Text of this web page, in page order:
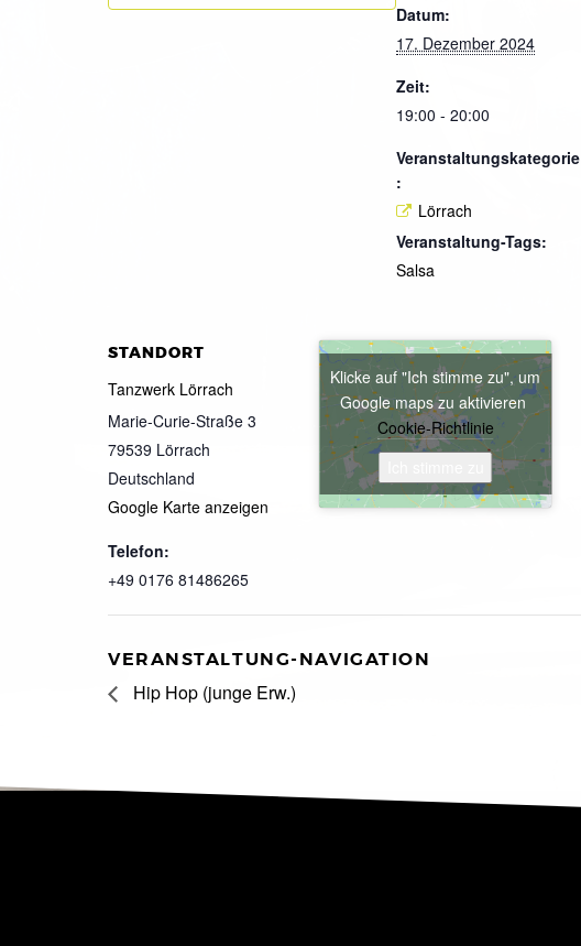
Datum:
17. Dezember 2024
Zeit:
19:00 - 20:00
Veranstaltungskategorie
:
Lörrach
Veranstaltung-Tags:
Salsa
STANDORT
Tanzwerk Lörrach
Marie-Curie-Straße 3
79539 Lörrach
Deutschland
Google Karte anzeigen
Telefon:
+49 0176 81486265
Klicke auf "Ich stimme zu", um
Google maps zu aktivieren
Cookie-Richtlinie
VERANSTALTUNG-NAVIGATION
Hip Hop (junge Erw.)